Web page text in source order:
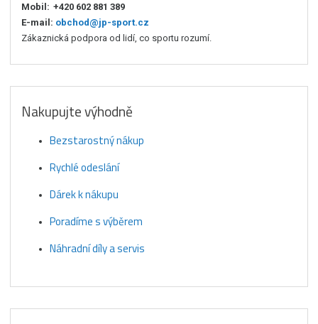
Mobil: +420 602 881 389
E-mail: obchod@jp-sport.cz
Zákaznická podpora od lidí, co sportu rozumí.
Nakupujte výhodně
Bezstarostný nákup
Rychlé odeslání
Dárek k nákupu
Poradíme s výběrem
Náhradní díly a servis